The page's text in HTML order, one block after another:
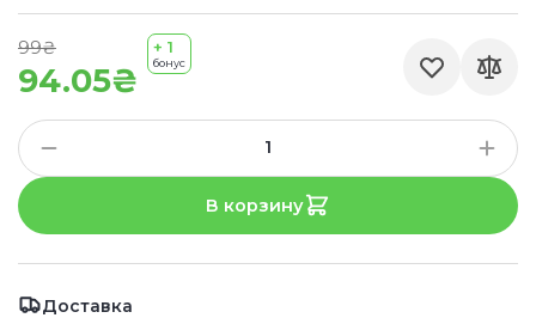
94.05₴
99₴ + 1
бонус
В корзину
Доставка